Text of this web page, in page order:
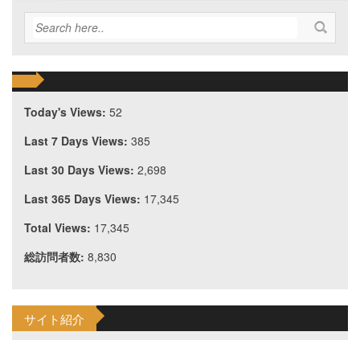
Today's Views: 52
Last 7 Days Views: 385
Last 30 Days Views: 2,698
Last 365 Days Views: 17,345
Total Views: 17,345
総訪問者数: 8,830
サイト紹介